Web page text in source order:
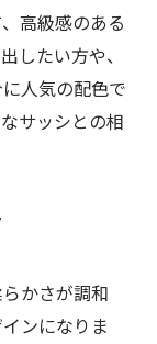
高級感のある
したい方や、
人気の配色で
サッシとの相
かさが調和
ンになりま